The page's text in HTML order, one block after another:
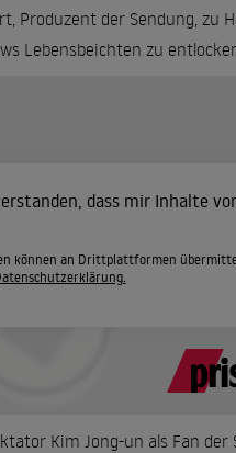
Produzent der Sendung,
Lebensbeichten zu
dass mir Inhalte
können an Drittplattformen
Kim Jong-un als Fan